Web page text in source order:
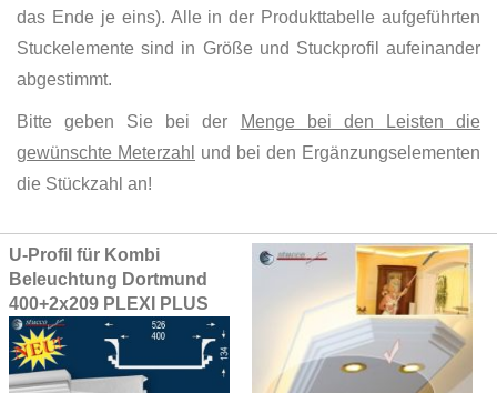
das Ende je eins). Alle in der Produkttabelle aufgeführten
Stuckelemente sind in Größe und Stuckprofil aufeinander
abgestimmt.
Bitte geben Sie bei der
Menge bei den Leisten die
gewünschte Meterzahl
und bei den Ergänzungselementen
die Stückzahl an!
Grouped
product
items
U-Profil für Kombi
Beleuchtung Dortmund
400+2x209 PLEXI PLUS